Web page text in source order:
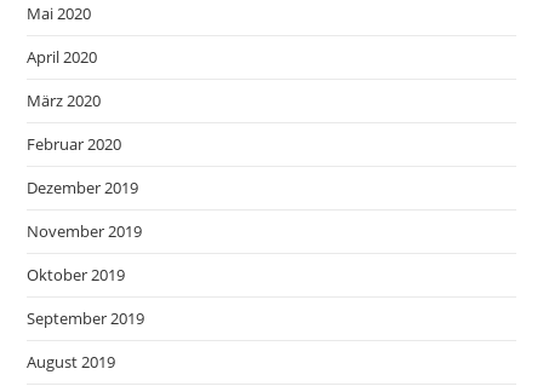
Mai 2020
April 2020
März 2020
Februar 2020
Dezember 2019
November 2019
Oktober 2019
September 2019
August 2019